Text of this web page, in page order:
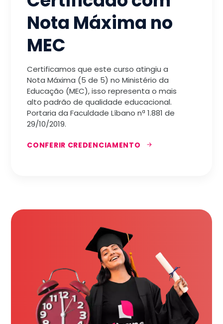
Nota Máxima no
MEC
Certificamos que este curso atingiu a
Nota Máxima (5 de 5) no Ministério da
Educação (MEC), isso representa o mais
alto padrão de qualidade educacional.
Portaria da Faculdade Líbano nª 1.881 de
29/10/2019.
CONFERIR CREDENCIAMENTO